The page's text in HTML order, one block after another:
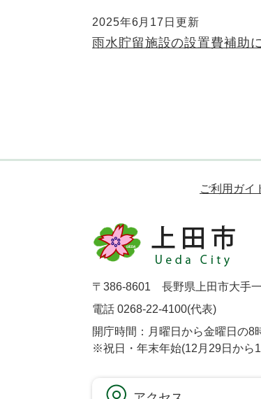
2025年6月17日更新
雨水貯留施設の設置費補助
ご利用ガイ
〒386-8601 長野県上田市大手
電話 0268-22-4100(代表)
開庁時間：月曜日から金曜日の8
※祝日・年末年始(12月29日から1